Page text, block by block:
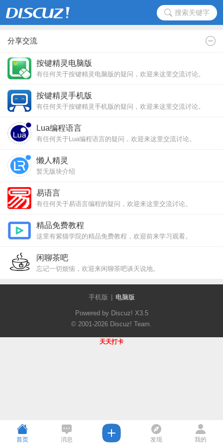
搜索关键字
分享交流
按键精灵电脑版
有任何关于按键精灵电脑版的疑问，欢迎来这里交流讨论。
按键精灵手机版
有任何关于按键精灵手机版的疑问，欢迎来这里交流讨论。
Lua编程语言
有任何关于Lua编程语言的疑问，欢迎来这里交流讨论。
懒人精灵
暂无版块介绍
易语言
有任何关于易语言编程的疑问，欢迎来这里交流讨论。
精品免费教程
这里有紫猫学院的精品免费教程，欢迎前来学习观看。
闲聊茶吧
忘记一切烦恼，欢迎来闲聊茶吧谈天说地。
手机版 电脑版
Powered by Discuz! X3.5
© 2001-2026 Discuz! Team.
天天打卡
首页 消息 发现 我的